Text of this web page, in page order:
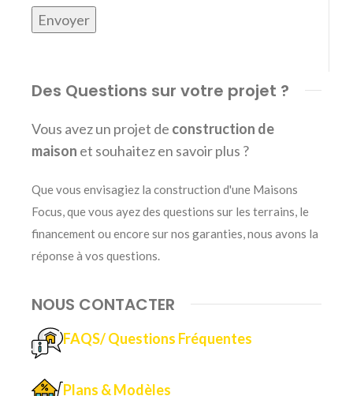
Envoyer
Des Questions sur votre projet ?
Vous avez un projet de construction de
maison et souhaitez en savoir plus ?
Que vous envisagiez la construction d'une Maisons
Focus, que vous ayez des questions sur les terrains, le
financement ou encore sur nos garanties, nous avons la
réponse à vos questions.
NOUS CONTACTER
FAQS/ Questions Fréquentes
Plans & Modèles